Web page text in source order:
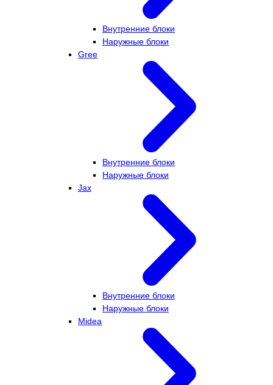
Внутренние блоки
Наружные блоки
Gree
Внутренние блоки
Наружные блоки
Jax
Внутренние блоки
Наружные блоки
Midea